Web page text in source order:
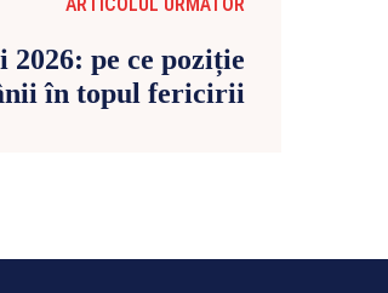
pe ce poziție
în topul fericirii